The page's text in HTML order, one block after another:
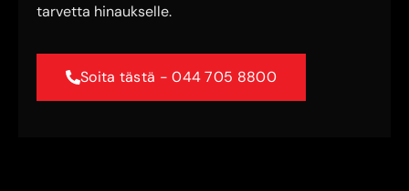
tarvetta hinaukselle.
Soita tästä - 044 705 8800